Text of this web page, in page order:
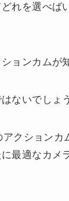
れを選べば
ョンカムが
ないでしょ
クションカ
最適なカメ